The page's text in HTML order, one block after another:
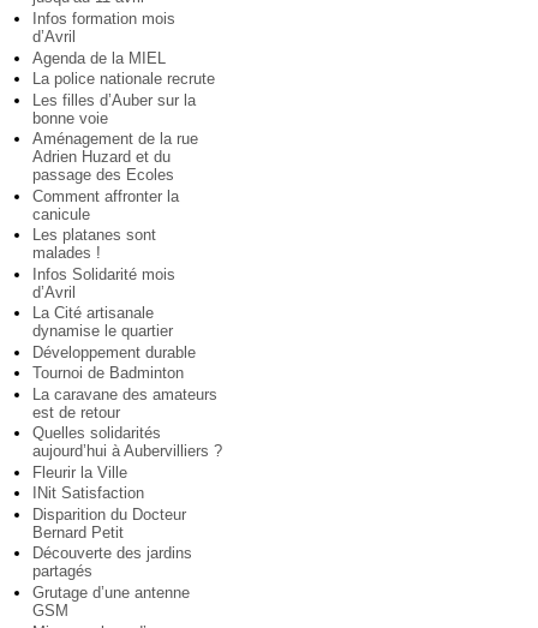
Infos formation mois
d’Avril
Agenda de la MIEL
La police nationale recrute
Les filles d’Auber sur la
bonne voie
Aménagement de la rue
Adrien Huzard et du
passage des Ecoles
Comment affronter la
canicule
Les platanes sont
malades !
Infos Solidarité mois
d’Avril
La Cité artisanale
dynamise le quartier
Développement durable
Tournoi de Badminton
La caravane des amateurs
est de retour
Quelles solidarités
aujourd’hui à Aubervilliers ?
Fleurir la Ville
INit Satisfaction
Disparition du Docteur
Bernard Petit
Découverte des jardins
partagés
Grutage d’une antenne
GSM